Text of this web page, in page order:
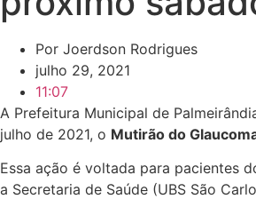
Por Joerdson Rodrigues
julho 29, 2021
11:07
A Prefeitura Municipal de
julho de 2021, o Mutirão do
Essa ação é voltada para pacientes
a Secretaria de Saúde (UBS São